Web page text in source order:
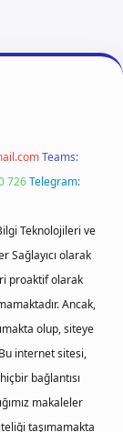
Teams:
726Telegram:
Teknolojileri ve
Sağlayıcı olarak
proaktif olarak
Ancak,
olup, siteye
internet sitesi,
bağlantısı
makaleler
taşımamakta